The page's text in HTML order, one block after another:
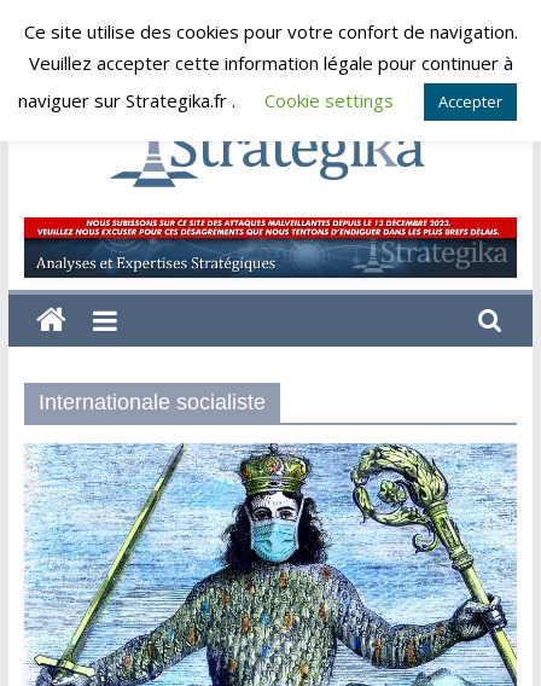
Skip
samedi, août 8, 2026
Strategika
Expertise
et
Analyses
Internationale socialiste
Ce site utilise des cookies pour votre confort de navigation.
Veuillez accepter cette information légale pour continuer à
naviguer sur Strategika.fr .
Cookie settings Accepter